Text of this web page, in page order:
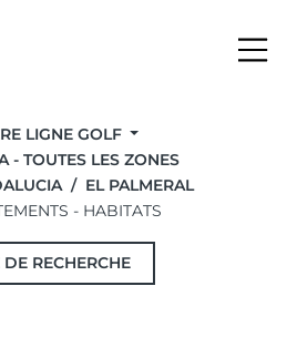
LIGNE GOLF
- TOUTES LES ZONES
EL PALMERAL
- HABITATS
DE RECHERCHE